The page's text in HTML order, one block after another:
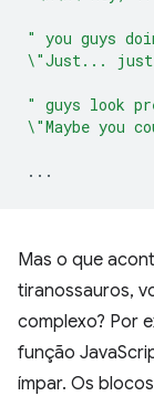
" you guys
\"Just... just
" guys look
\"Maybe you
...
Mas o que
tiranossauros,
complexo? Por
função
ímpar. Os blocos